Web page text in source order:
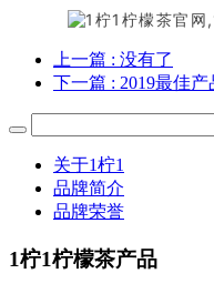
上一篇 : 没有了
下一篇 : 2019最佳
关于1柠1
品牌简介
品牌荣誉
1柠1柠檬茶产品